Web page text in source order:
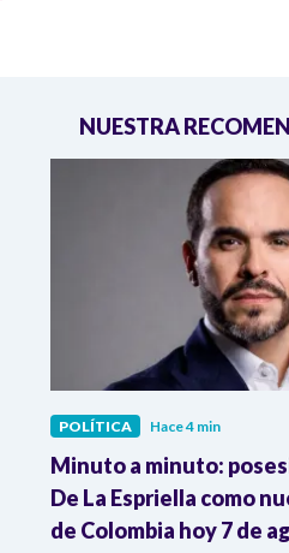
NUESTRA
POLÍTICA Hace 4 min
Minuto a minuto:
De La Espriella como
de Colombia hoy 7 de